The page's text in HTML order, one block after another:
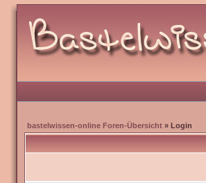
bastelwissen-online Foren-Übersicht » Login